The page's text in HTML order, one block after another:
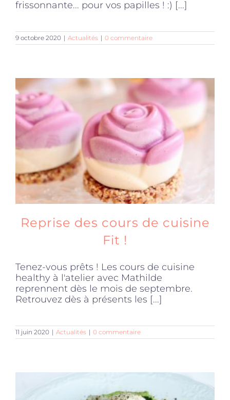
frissonnante... pour vos papilles ! :) [...]
9 octobre 2020 | Actualités | 0 commentaire
Reprise des cours de cuisine
Fit !
Tenez-vous prêts ! Les cours de cuisine
healthy à l'atelier avec Mathilde
reprennent dès le mois de septembre.
Retrouvez dès à présents les [...]
11 juin 2020 | Actualités | 0 commentaire